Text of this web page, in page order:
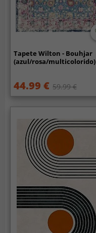
Tapete Wilton - Bouhjar
(azul/rosa/multicolorido)
44.99 € 59.99 €